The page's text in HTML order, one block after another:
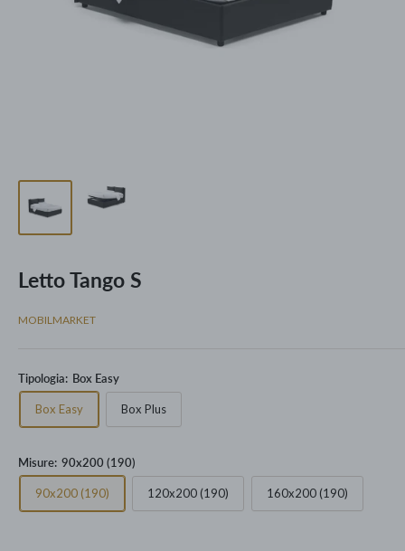
Letto Tango S
MOBILMARKET
Tipologia: Box Easy
Box Easy Box Plus
Misure: 90x200 (190)
90x200 (190) 120x200 (190) 160x200 (190)